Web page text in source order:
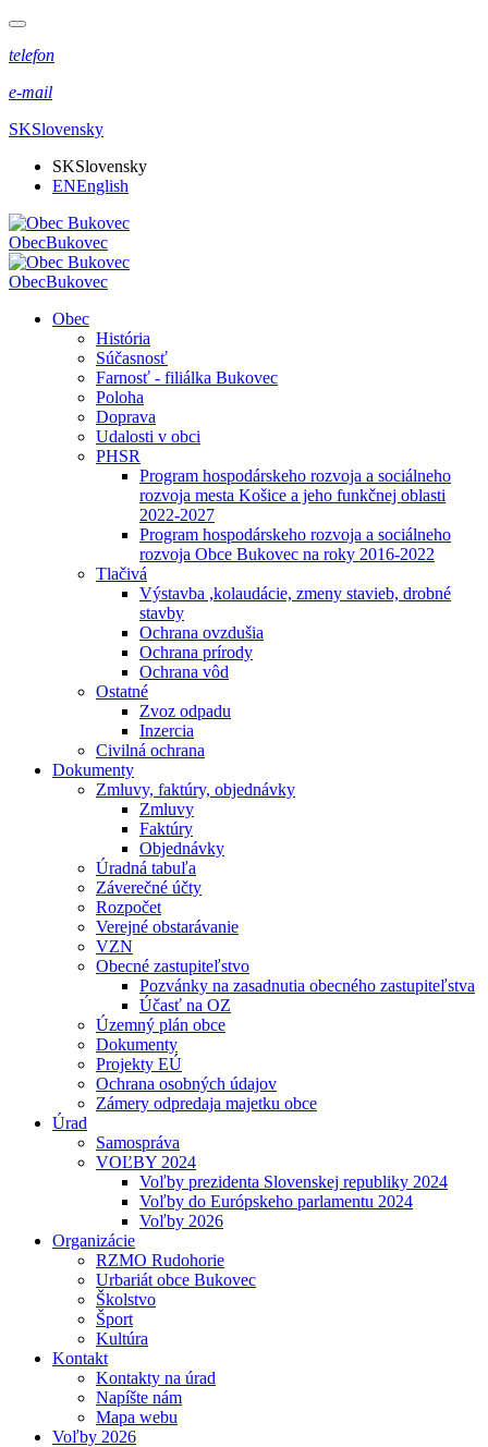
telefon
e-mail
SKSlovensky
SKSlovensky
ENEnglish
ObecBukovec
ObecBukovec
Obec
História
Súčasnosť
Farnosť - filiálka Bukovec
Poloha
Doprava
Udalosti v obci
PHSR
Program hospodárskeho rozvoja a sociálneho
rozvoja mesta Košice a jeho funkčnej oblasti
2022-2027
Program hospodárskeho rozvoja a sociálneho
rozvoja Obce Bukovec na roky 2016-2022
Tlačivá
Výstavba ,kolaudácie, zmeny stavieb, drobné
stavby
Ochrana ovzdušia
Ochrana prírody
Ochrana vôd
Ostatné
Zvoz odpadu
Inzercia
Civilná ochrana
Dokumenty
Zmluvy, faktúry, objednávky
Zmluvy
Faktúry
Objednávky
Úradná tabuľa
Záverečné účty
Rozpočet
Verejné obstarávanie
VZN
Obecné zastupiteľstvo
Pozvánky na zasadnutia obecného zastupiteľstva
Účasť na OZ
Územný plán obce
Dokumenty
Projekty EÚ
Ochrana osobných údajov
Zámery odpredaja majetku obce
Úrad
Samospráva
VOĽBY 2024
Voľby prezidenta Slovenskej republiky 2024
Voľby do Európskeho parlamentu 2024
Voľby 2026
Organizácie
RZMO Rudohorie
Urbariát obce Bukovec
Školstvo
Šport
Kultúra
Kontakt
Kontakty na úrad
Napíšte nám
Mapa webu
Voľby 2026